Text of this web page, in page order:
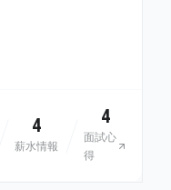
4
薪水情報
4
面試心
得